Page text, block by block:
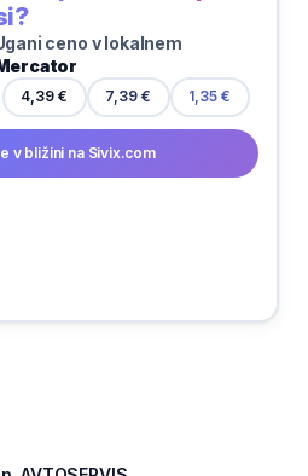
ceno v lokalnem
4,39 € 7,39 € 1,35 €
v bližini na Sivix.com